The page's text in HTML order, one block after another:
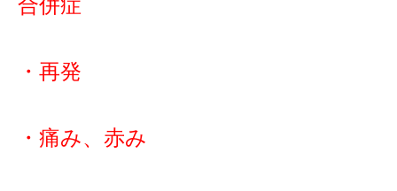
合併症
・再発
・痛み、赤み